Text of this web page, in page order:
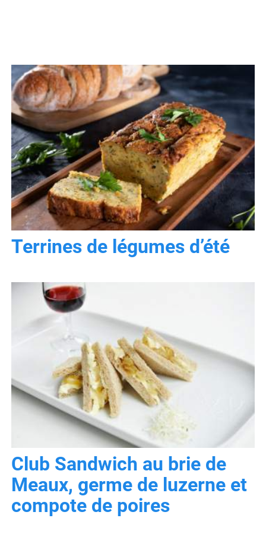
Terrines de légumes d’été
Club Sandwich au brie de
Meaux, germe de luzerne et
compote de poires